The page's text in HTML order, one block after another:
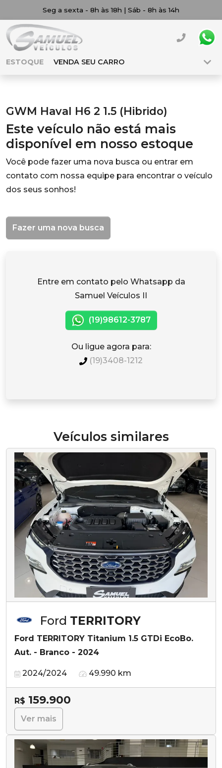
Seg a sexta - 8h às 18h | Sáb - 8h às 14h
ESTOQUE VENDA SEU CARRO
GWM Haval H6 2 1.5 (Hibrido)
Este veículo não está mais
disponível em nosso estoque
Você pode fazer uma nova busca ou entrar em
contato com nossa equipe para encontrar o veículo
dos seus sonhos!
Fazer uma nova busca
Entre em contato pelo Whatsapp da
Samuel Veículos II
(19)98612-3787
Ou ligue agora para:
(19)3408-1212
Veículos similares
Ford TERRITORY
Ford TERRITORY Titanium 1.5 GTDi EcoBo.
Aut. - Branco - 2024
2024/2024 49.990 km
R$ 159.900
Ver mais